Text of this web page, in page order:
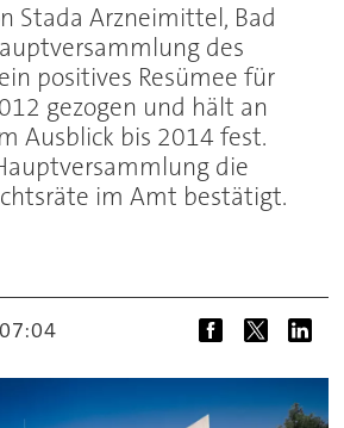
Stada Arzneimittel, Bad
des
positives Resümee für
gezogen und hält an
Ausblick bis 2014 fest.
die
im Amt bestätigt.
07:04